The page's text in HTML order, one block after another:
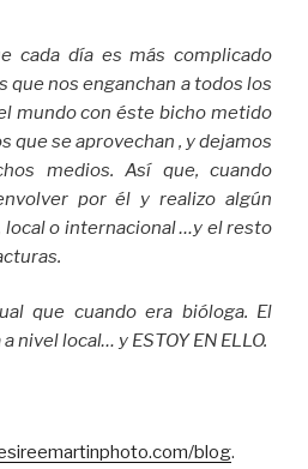
cada día es más complicado
que nos enganchan a todos los
mundo con éste bicho metido
que se aprovechan , y dejamos
medios. Así que, cuando
por él y realizo algún
o internacional …y el resto
que cuando era bióloga. El
nivel local… y ESTOY EN ELLO.
blog.